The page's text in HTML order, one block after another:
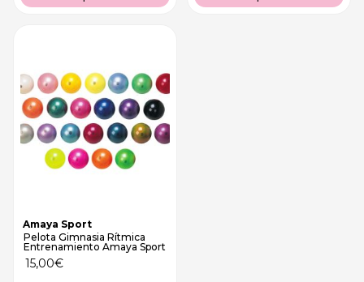
Amaya Sport
Pelota Gimnasia Rítmica
Entrenamiento Amaya Sport
15,00€